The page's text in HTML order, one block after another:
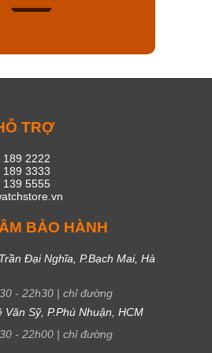
TRỢ
189 2222
189 3333
139 5555
BẢO HÀNH
Đại Nghĩa, P.Bạch Mai, Hà
- 22h30 | chỉ đường
Văn Sỹ, P.Phú Nhuận, HCM
- 22h00 | chỉ đường